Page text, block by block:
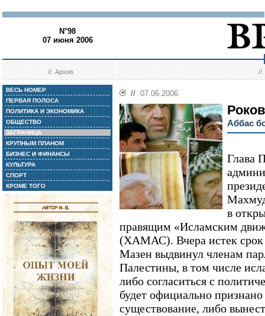
N°98
07 июня 2006
//Архив //
ВЕСЬ НОМЕР
ПЕРВАЯ ПОЛОСА
ПОЛИТИКА И ЭКОНОМИКА
ОБЩЕСТВО
ЗАГРАНИЦА
КРУПНЫМ ПЛАНОМ
БИЗНЕС И ФИНАНСЫ
КУЛЬТУРА
СПОРТ
КРОМЕ ТОГО
// 07.06.2006
Аббас
Глава
в
правящим «Исламским
(ХАМАС). Вчера истек срок
Мазен выдвинул членам
Палестины, в том числе
либо согласиться с
будет официально
существование, либо